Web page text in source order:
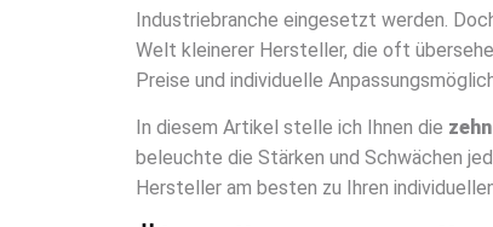
Industriebranche eingesetzt werden.
Welt kleinerer Hersteller, die oft
Preise und individuelle
In diesem Artikel stelle ich Ihnen die
beleuchte die Stärken und Schwächen
Hersteller am besten zu Ihren